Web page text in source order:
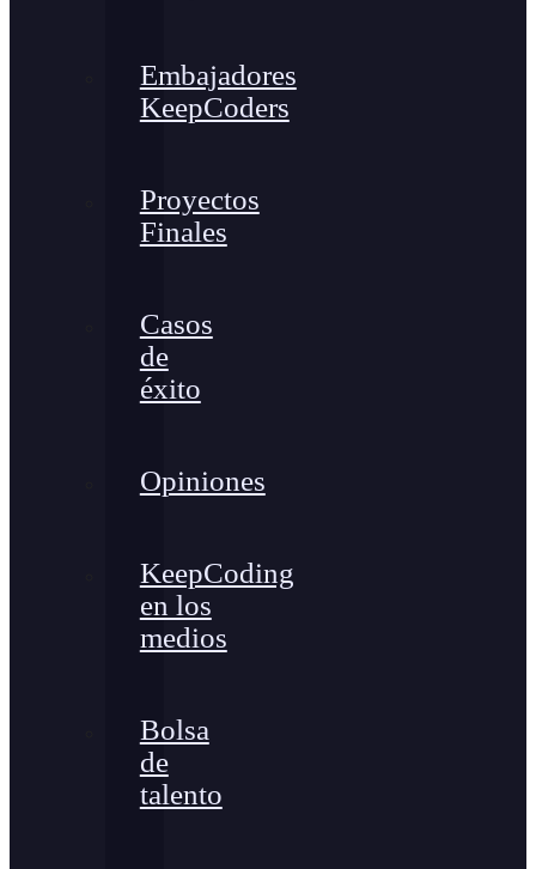
Embajadores
KeepCoders
Proyectos
Finales
Casos
de
éxito
Opiniones
KeepCoding
en los
medios
Bolsa
de
talento